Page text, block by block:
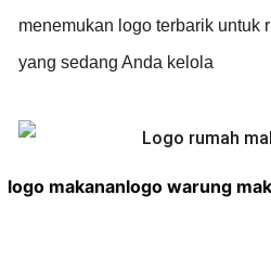
menemukan logo terbarik untuk
yang sedang Anda kelola
logo makananlogo warung